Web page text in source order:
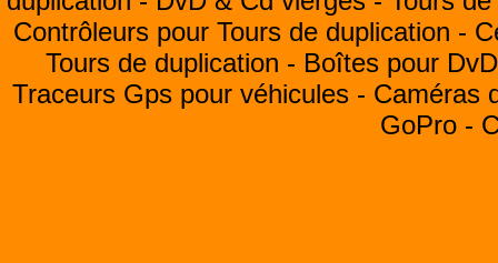
Contrôleurs pour Tours de duplication -
Tours de duplication - Boîtes pour
Traceurs Gps pour véhicules - Caméras
GoPro -